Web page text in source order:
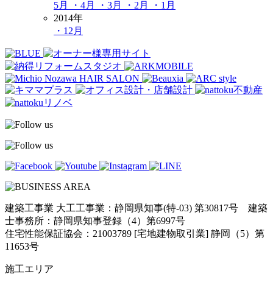
5月
・4月 ・3月 ・2月
・1月
2014年
・12月
建築工事業 大工工事業：静岡県知事(特-03) 第30817号 建築
士事務所：静岡県知事登録（4）第6997号
住宅性能保証協会：21003789 [宅地建物取引業] 静岡（5）第
11653号
施工エリア